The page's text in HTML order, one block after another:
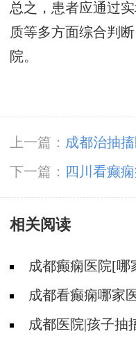
总之，患者应通过
质等多方面综合判
院。
上一篇： 成都治抽
么治？
下一篇：
四川看癫
意什么?
相关阅读
成都癫痫医院[哪
成都看癫痫哪家
痫病的常见误区有
成都医院|孩子抽